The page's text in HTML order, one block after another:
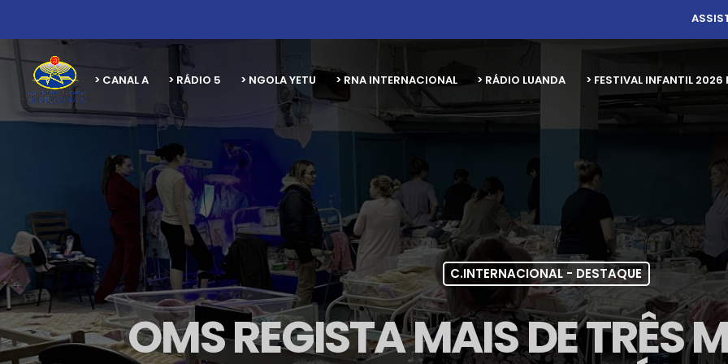
> CANAL A > RÁDIO 5 > NGOLA YETU > RNA INTERNACIONAL > RÁDIO LUANDA > FESTIVAL INFANTIL
C.INTERNACIONAL - DESTAQUE
OMS REGISTA MAIS DE TRÊS